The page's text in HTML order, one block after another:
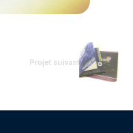
Projet suivant